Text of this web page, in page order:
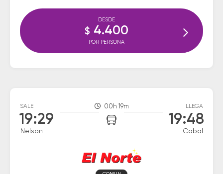
DESDE
$ 4.400
POR PERSONA
SALE
19:29
Nelson
00h 19m LLEGA
19:48
Cabal